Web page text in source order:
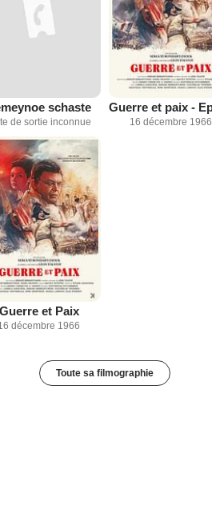
schaste
de sortie inconnue 16 décembre 1966
Guerre et Paix
décembre 1966
Toute sa filmographie